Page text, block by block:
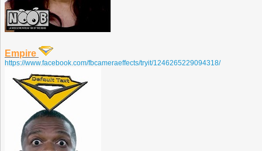
Empire
https://www.facebook.com/fbcameraeffects/tryit/1246265229094318/